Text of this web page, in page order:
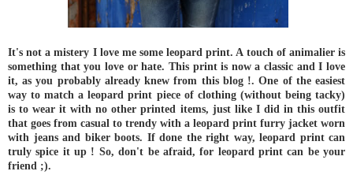
It's not a mistery I love me some leopard print. A touch of animalier is
something that you love or hate. This print is now a classic and I love
it, as you probably already knew from this blog !. One of the easiest
way to match a leopard print piece of clothing (without being tacky)
is to wear it with no other printed items, just like I did in this outfit
that goes from casual to trendy with a leopard print furry jacket worn
with jeans and biker boots. If done the right way, leopard print can
truly spice it up ! So, don't be afraid, for leopard print can be your
friend ;).